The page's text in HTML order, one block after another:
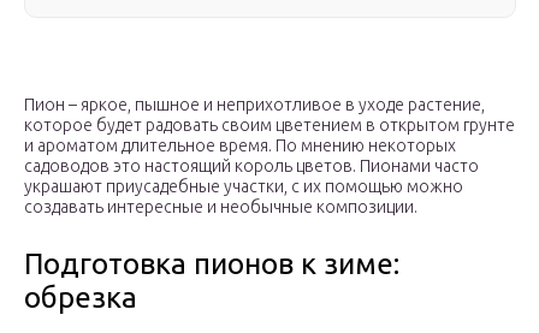
Пион – яркое, пышное и неприхотливое в уходе растение,
которое будет радовать своим цветением в открытом грунте
и ароматом длительное время. По мнению некоторых
садоводов это настоящий король цветов. Пионами часто
украшают приусадебные участки, с их помощью можно
создавать интересные и необычные композиции.
Подготовка пионов к зиме:
обрезка